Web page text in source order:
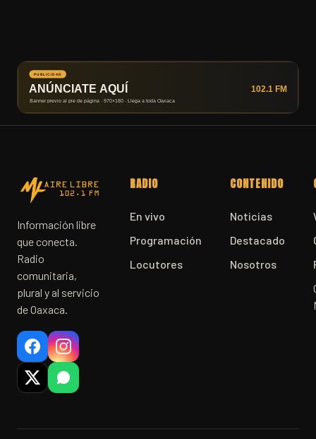
Información libre
que conecta.
Radio
comunitaria,
plural y al servicio
de Oaxaca.
RADIO
En vivo
Programación
Locutores
CONTENIDO
Noticias
Destacado
Nosotros